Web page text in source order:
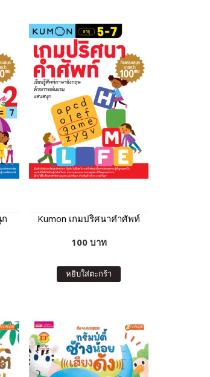
Kumon เกมปริศนาคำศัพท์
100 บาท
หยิบใส่ตะกร้า